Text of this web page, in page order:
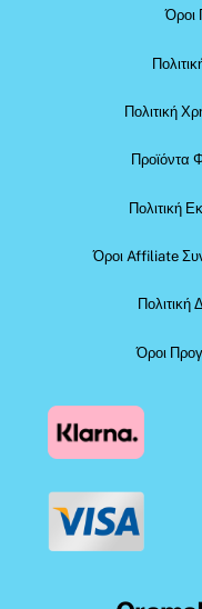
Όροι
Πολιτική
Προϊόντα
Πολιτική
Όροι Affiliate
Πολιτική
Όροι